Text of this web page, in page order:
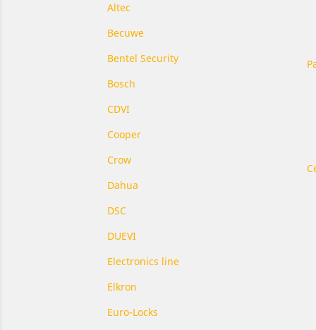
Altec
Becuwe
Bentel Security
Bosch
CDVI
Cooper
Crow
Dahua
DSC
DUEVI
Electronics line
Elkron
Euro-Locks